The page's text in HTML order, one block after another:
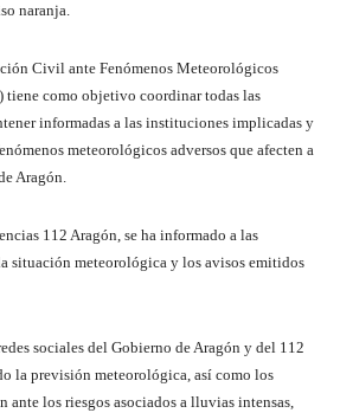
naranja.
Civil ante Fenómenos Meteorológicos
tiene como objetivo coordinar todas las
informadas a las instituciones implicadas y
meteorológicos adversos que afecten a
Aragón.
112 Aragón, se ha informado a las
situación meteorológica y los avisos emitidos
sociales del Gobierno de Aragón y del 112
la previsión meteorológica, así como los
ante los riesgos asociados a lluvias intensas,